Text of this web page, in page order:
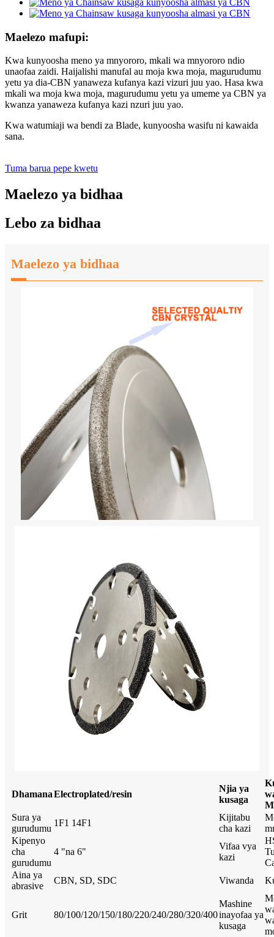
Maelezo mafupi:
Kwa kunyoosha meno ya mnyororo, mkali wa mnyororo ndio
unaofaa zaidi. Haijalishi manufal au moja kwa moja, magurudumu
yetu ya dia-CBN yanaweza kufanya kazi vizuri juu yao. Hasa kwa
mkali wa moja kwa moja, magurudumu yetu ya umeme ya CBN ya
kwanza yanaweza kufanya kazi nzuri juu yao.
Kwa watumiaji wa bendi za Blade, kunyoosha wasifu ni kawaida
sana.
Tuma barua pepe kwetu
Maelezo ya bidhaa
Lebo za bidhaa
Maelezo ya bidhaa
DhamanaElectroplated/resin
Njia ya
kusaga
Sura ya
gurudumu
1F1 14F1
Kijitabu
cha kazi
Kipenyo
cha
gurudumu
4 "na 6"
Vifaa vya
kazi
Aina ya
abrasive
CBN, SD, SDC Viwanda
Grit 80/100/120/150/180/220/240/280/320/400
Mashine
inayofaa ya
kusaga